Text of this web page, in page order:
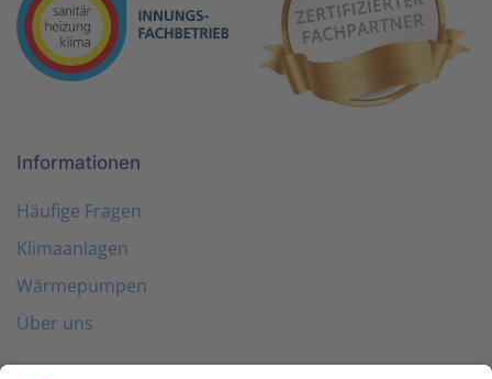
Informationen
Häufige Fragen
Klimaanlagen
Wärmepumpen
Über uns